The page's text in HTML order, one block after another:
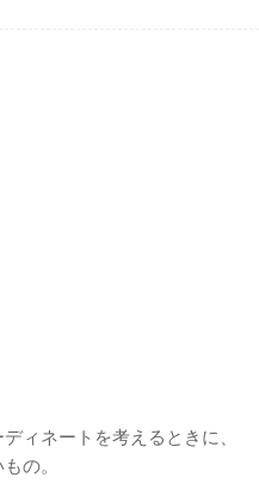
ィネートを考えるときに、
の。